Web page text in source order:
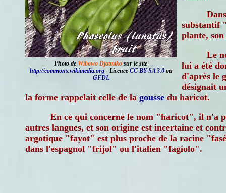
Photo de Wibowo Djatmiko sur le site
http://commons.wikimedia.org- Licence CC BY-SA 3.0ou
GFDL
substantif
plante,
Le
lui a été
d'après le
désignait
la forme rappelait celle de la gousse du haricot.
En ce qui concerne le nom "haricot", il n'a
autres langues, et son origine est incertaine et
argotique "fayot" est plus proche de la racine
dans l'espagnol "frijol" ou l'italien "fagiolo".